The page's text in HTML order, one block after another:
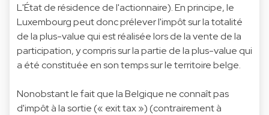
L'État de résidence de l'actionnaire). En principe, le
Luxembourg peut donc prélever l'impôt sur la totalité
de la plus-value qui est réalisée lors de la vente de la
participation, y compris sur la partie de la plus-value qui
a été constituée en son temps sur le territoire belge.
Nonobstant le fait que la Belgique ne connaît pas
d'impôt à la sortie (« exit tax ») (contrairement à